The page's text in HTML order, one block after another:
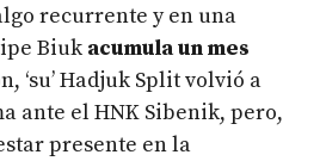
recurrente y en una
Biuk acumula un mes
‘su’ Hadjuk Split volvió a
ante el HNK Sibenik, pero,
presente en la